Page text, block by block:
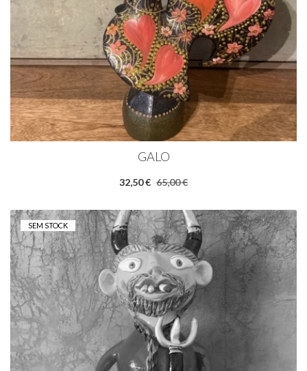
GALO
32,50 € 65,00 €
SEM STOCK